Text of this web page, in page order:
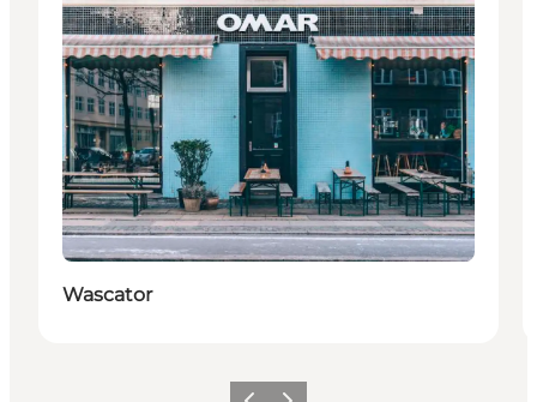
Wascator